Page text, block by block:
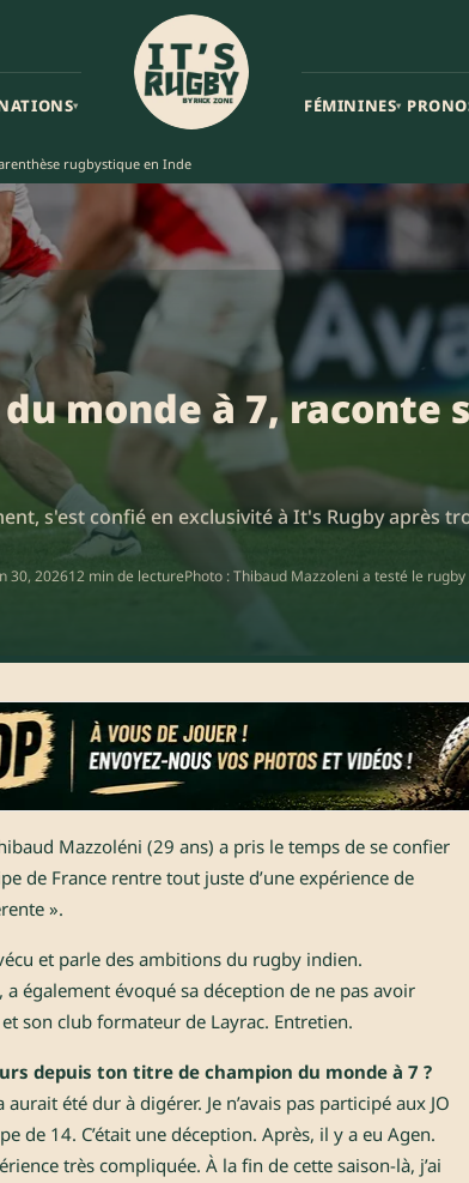
▾ FÉMININES▾
rugbystique en Inde
monde à 7, raconte
s'est confié en exclusivité à It's Rugby après
30, 202612 min de lecturePhoto : Thibaud Mazzoleni a testé le
Mazzoléni (29 ans) a pris le temps de se confier
de France rentre tout juste d’une expérience de
».
et parle des ambitions du rugby indien.
également évoqué sa déception de ne pas avoir
son club formateur de Layrac. Entretien.
depuis ton titre de champion du monde à 7 ?
été dur à digérer. Je n’avais pas participé aux JO
de 14. C’était une déception. Après, il y a eu Agen.
très compliquée. À la fin de cette saison-là, j’ai